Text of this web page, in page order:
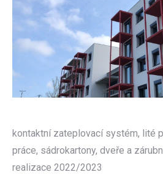
kontaktní zateplovací systém, lité
práce, sádrokartony, dveře a
realizace 2022/2023